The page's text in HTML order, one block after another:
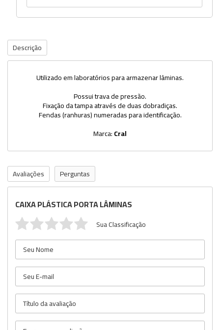
Descrição
Utilizado em laboratórios para armazenar lâminas.
Possui trava de pressão.
Fixação da tampa através de duas dobradiças.
Fendas (ranhuras) numeradas para identificação.
Marca:Cral
Avaliações Perguntas
CAIXA PLÁSTICA PORTA LÂMINAS
Sua Classificação